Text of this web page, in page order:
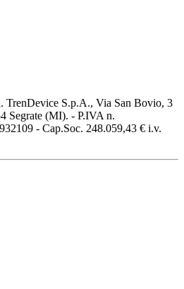
S.p.A., Via San Bovio, 3
Segrate (MI). - P.IVA n.
- Cap.Soc. 248.059,43 € i.v.